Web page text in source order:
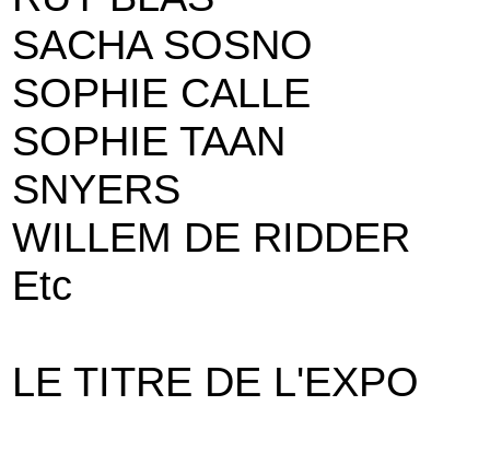
SACHA SOSNO
SOPHIE CALLE
SOPHIE TAAN
SNYERS
WILLEM DE RIDDER
Etc
LE TITRE DE L'EXPO